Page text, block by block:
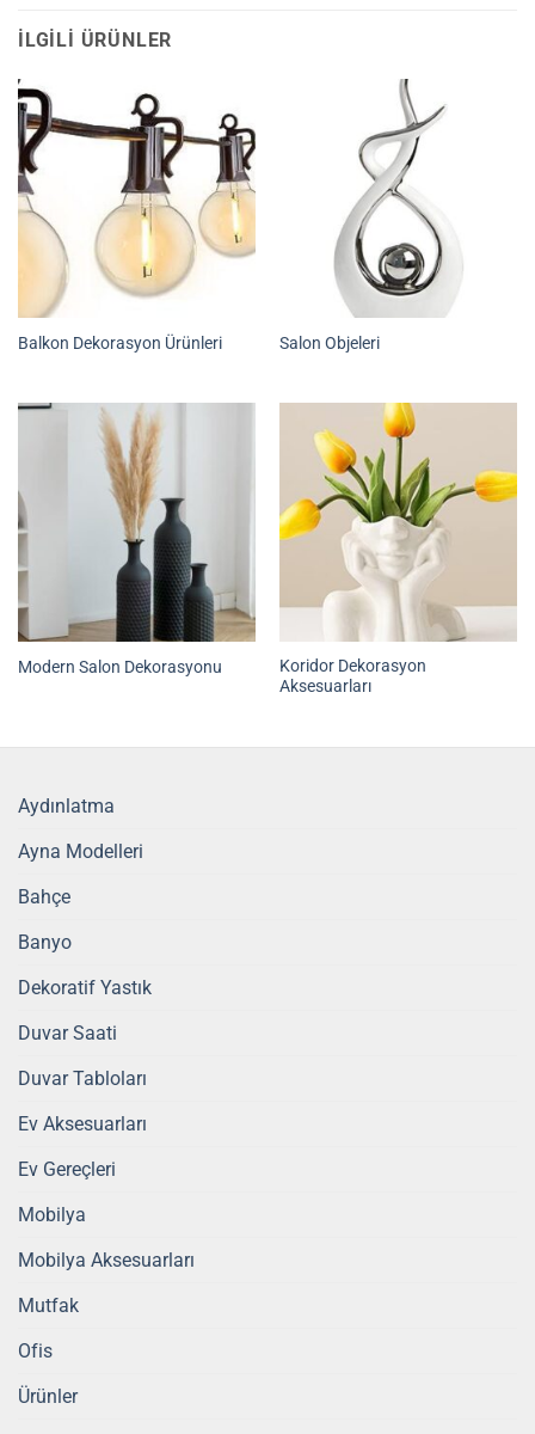
İLGILI ÜRÜNLER
Balkon Dekorasyon Ürünleri Salon Objeleri
Modern Salon Dekorasyonu
Koridor Dekorasyon
Aksesuarları
Aydınlatma
Ayna Modelleri
Bahçe
Banyo
Dekoratif Yastık
Duvar Saati
Duvar Tabloları
Ev Aksesuarları
Ev Gereçleri
Mobilya
Mobilya Aksesuarları
Mutfak
Ofis
Ürünler